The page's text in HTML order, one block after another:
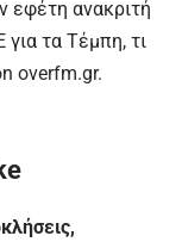
εφέτη ανακριτή
τα Τέμπη, τι
overfm.gr.